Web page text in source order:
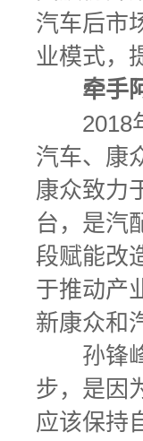
汽车后市
业模式，
牵手阿
2018年
汽车、康
康众致力
台，是汽
段赋能改
于推动产
新康众和
孙锋峰
步，是因
应该保持